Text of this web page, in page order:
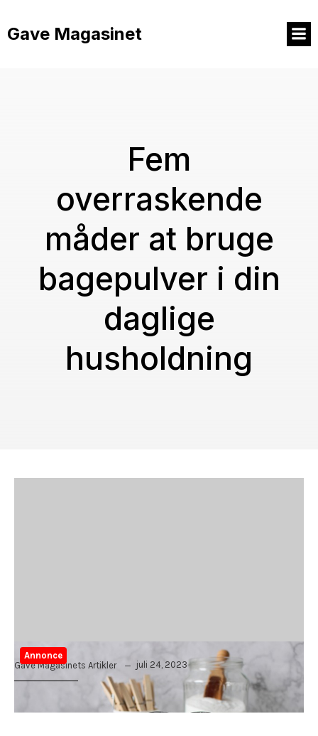
indhold
Gave Magasinet
Fem
overraskende
måder at bruge
bagepulver i din
daglige
husholdning
Annonce
Gave Magasinets Artikler
juli 24, 2023